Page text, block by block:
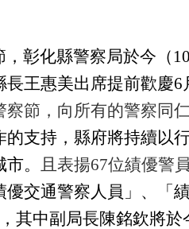
彰化縣警察局於今（
王惠美出席提前歡慶6
察節，向所有的警察同
的支持 ，縣府將持續以
。
且表揚67位績優警
優交通警察人員」、「
其中副局長陳銘欽將